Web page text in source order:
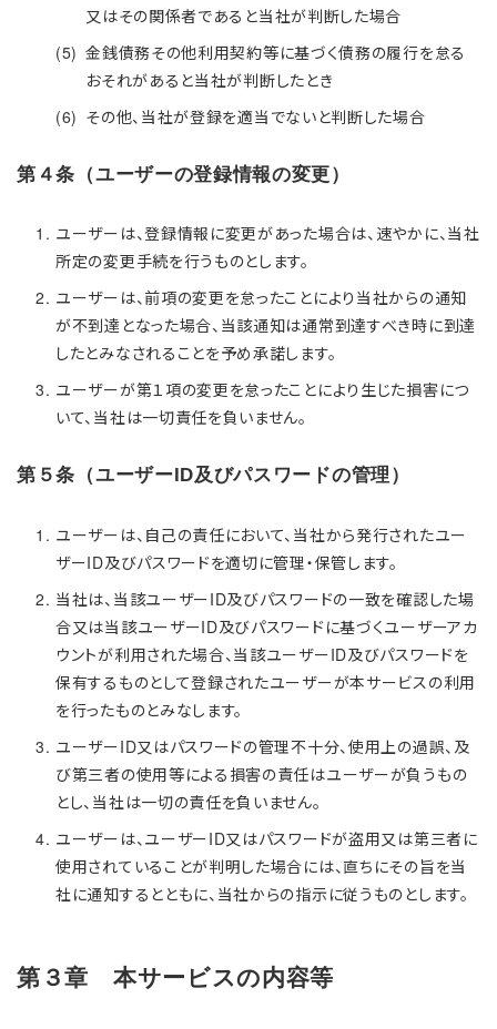
又はその関係者であると当社が判断した場合
金銭債務その他利用契約等に基づく債務の履行を怠る
おそれがあると当社が判断したとき
その他、当社が登録を適当でないと判断した場合
第４条（ユーザーの登録情報の変更）
ユーザーは、登録情報に変更があった場合は、速やかに、当社
所定の変更手続を行うものとします。
ユーザーは、前項の変更を怠ったことにより当社からの通知
が不到達となった場合、当該通知は通常到達すべき時に到達
したとみなされることを予め承諾します。
ユーザーが第１項の変更を怠ったことにより生じた損害につ
いて、当社は一切責任を負いません。
第５条（ユーザーID及びパスワードの管理）
ユーザーは、自己の責任において、当社から発行されたユー
ザーID及びパスワードを適切に管理・保管します。
当社は、当該ユーザーID及びパスワードの一致を確認した場
合又は当該ユーザーID及びパスワードに基づくユーザーアカ
ウントが利用された場合、当該ユーザーID及びパスワードを
保有するものとして登録されたユーザーが本サービスの利用
を行ったものとみなします。
ユーザーID又はパスワードの管理不十分、使用上の過誤、及
び第三者の使用等による損害の責任はユーザーが負うもの
とし、当社は一切の責任を負いません。
ユーザーは、ユーザーID又はパスワードが盗用又は第三者に
使用されていることが判明した場合には、直ちにその旨を当
社に通知するとともに、当社からの指示に従うものとします。
第３章 本サービスの内容等